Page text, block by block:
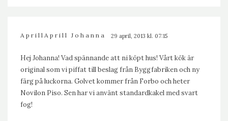
AprillAprill Johanna 29 april, 2013 kl. 07:15
Hej Johanna! Vad spännande att ni köpt hus! Vårt kök är
original som vi piffat till beslag från Byggfabriken och ny
färg på luckorna. Golvet kommer från Forbo och heter
Novilon Piso. Sen har vi använt standardkakel med svart
fog!